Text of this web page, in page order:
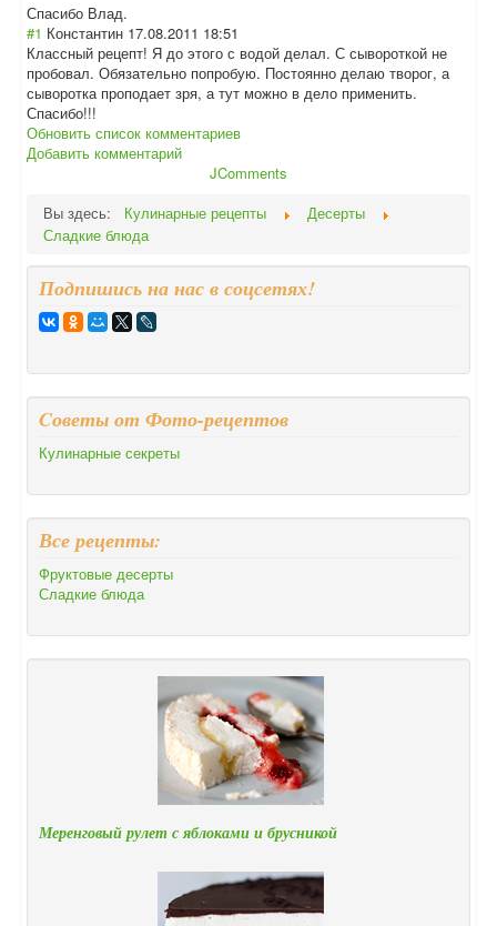
Спасибо Влад.
#1 Константин 17.08.2011 18:51
Классный рецепт! Я до этого с водой делал. С сывороткой не
пробовал. Обязательно попробую. Постоянно делаю творог, а
сыворотка проподает зря, а тут можно в дело применить.
Спасибо!!!
Обновить список комментариев
Добавить комментарий
JComments
Вы здесь:
Кулинарные рецепты
Десерты
Сладкие блюда
Подпишись на нас в соцсетях!
Cоветы от Фото-рецептов
Кулинарные секреты
Все рецепты:
Фруктовые десерты
Сладкие блюда
Меренговый рулет с яблоками и брусникой